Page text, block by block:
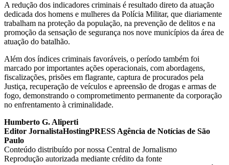
A redução dos indicadores criminais é resultado direto da atuação
dedicada dos homens e mulheres da Polícia Militar, que diariamente
trabalham na proteção da população, na prevenção de delitos e na
promoção da sensação de segurança nos nove municípios da área de
atuação do batalhão.
Além dos índices criminais favoráveis, o período também foi
marcado por importantes ações operacionais, com abordagens,
fiscalizações, prisões em flagrante, captura de procurados pela
Justiça, recuperação de veículos e apreensão de drogas e armas de
fogo, demonstrando o comprometimento permanente da corporação
no enfrentamento à criminalidade.
Humberto G. Aliperti
Editor JornalistaHostingPRESS Agência de Notícias de São
Paulo
Conteúdo distribuído por nossa Central de Jornalismo
Reprodução autorizada mediante crédito da fonte